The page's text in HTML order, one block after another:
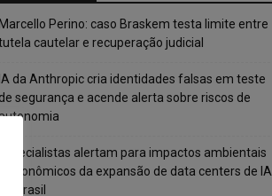
Marcello Perino: caso Braskem testa limite entre
cautelar e recuperação judicial
IA da Anthropic cria identidades falsas em teste
de segurança e acende alerta sobre riscos de
Especialistas alertam para impactos ambientais
e econômicos da expansão de data centers de IA
no Brasil